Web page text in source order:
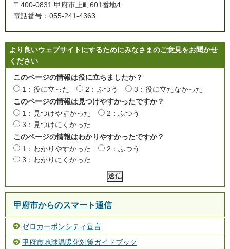
〒400-0831 甲府市上町601番地4
電話番号：055-241-4363
より良いウェブサイトにするためにみなさまのご意見をお聞かせ
ください
このページの情報は役に立ちましたか？
1：役に立った
2：ふつう
3：役に立たなかった
このページの情報は見つけやすかったですか？
1：見つけやすかった
2：ふつう
3：見つけにくかった
このページの情報はわかりやすかったですか？
1：わかりやすかった
2：ふつう
3：わかりにくかった
甲府市からのスマート通信
ゼロカーボンシティ宣言
甲府市地球温暖化対策ガイドブック